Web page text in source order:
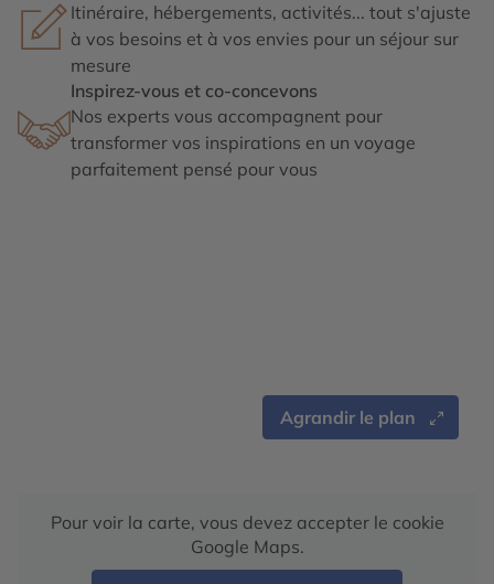
Itinéraire, hébergements, activités... tout s'ajuste
à vos besoins et à vos envies pour un séjour sur
mesure
Inspirez-vous et co-concevons
Nos experts vous accompagnent pour
transformer vos inspirations en un voyage
parfaitement pensé pour vous
Agrandir le plan
Pour voir la carte, vous devez accepter le cookie
Google Maps.